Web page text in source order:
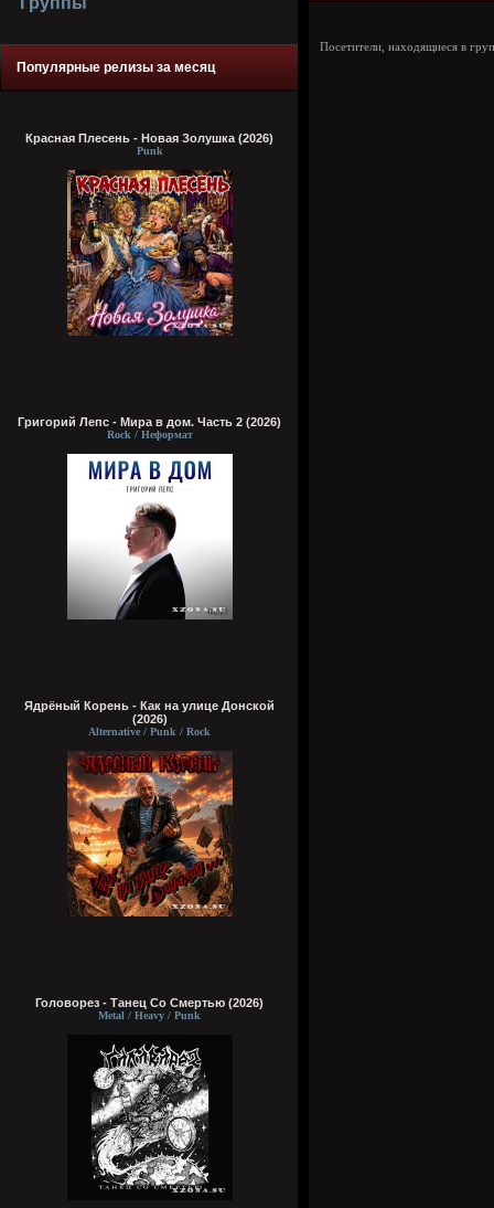
Популярные релизы за месяц
Красная Плесень - Новая Золушка (2026)
Punk
Григорий Лепс - Мира в дом. Часть 2 (2026)
Rock / Неформат
Ядрёный Корень - Как на улице Донской
(2026)
Alternative / Punk / Rock
Головорез - Tанец Со Смертью (2026)
Metal / Heavy / Punk
Посетители, находящиеся в